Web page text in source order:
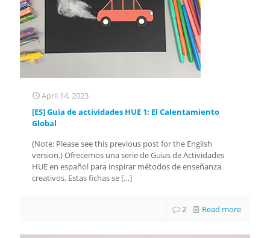
April 14, 2023
[ES] Guia de actividades HUE 1: El Calentamiento
Global
(Note: Please see this previous post for the English
version.) Ofrecemos una serie de Guias de Actividades
HUE en español para inspirar métodos de enseñanza
creativos. Estas fichas se […]
2 Read more